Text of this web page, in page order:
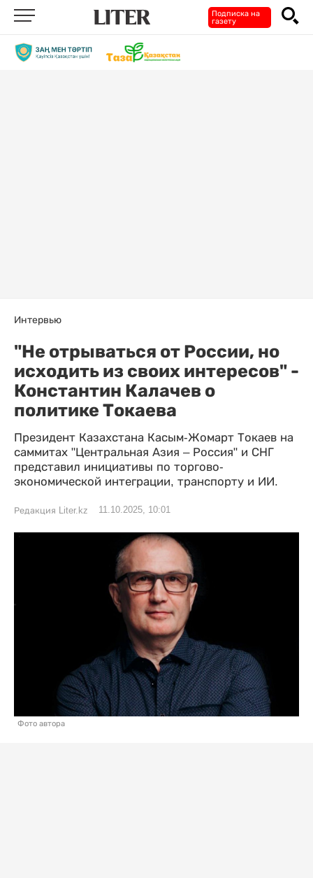
Подписка на
газету
Интервью
"Не отрываться от России, но
исходить из своих интересов" -
Константин Калачев о
политике Токаева
Президент Казахстана Касым-Жомарт Токаев на
саммитах "Центральная Азия – Россия" и СНГ
представил инициативы по торгово-
экономической интеграции, транспорту и ИИ.
Редакция Liter.kz 11.10.2025, 10:01
Фото автора